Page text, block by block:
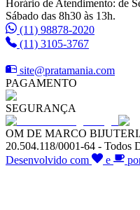
Horário de Atendimento: de
Sábado das 8h30 às 13h.
(11) 98878-2020
(11) 3105-3767
site@pratamania.com
PAGAMENTO
SEGURANÇA
OM DE MARCO
20.504.118/0001-64 - Todos
Desenvolvido com
e